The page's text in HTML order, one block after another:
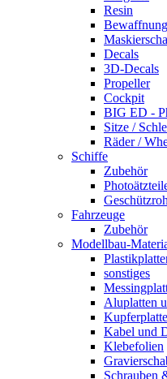
Resin
Bewaffnung
Decals
3D-Decals
Propeller
Cockpit
BIG ED -
Sitze /
Räder /
Schiffe
Zubehör
Fahrzeuge
Zubehör
Modellbau-
sonstiges
Aluplatten
Kabel und
Klebefolien
Schrauben